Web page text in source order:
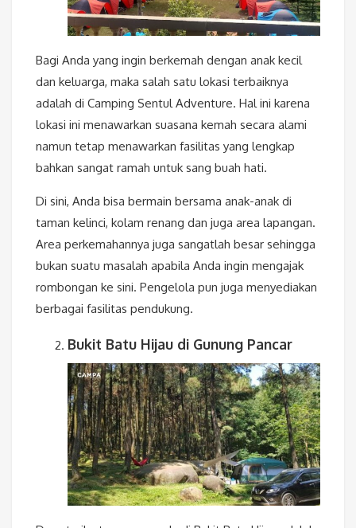
Bagi Anda yang ingin berkemah dengan anak kecil
dan keluarga, maka salah satu lokasi terbaiknya
adalah di Camping Sentul Adventure. Hal ini karena
lokasi ini menawarkan suasana kemah secara alami
namun tetap menawarkan fasilitas yang lengkap
bahkan sangat ramah untuk sang buah hati.
Di sini, Anda bisa bermain bersama anak-anak di
taman kelinci, kolam renang dan juga area lapangan.
Area perkemahannya juga sangatlah besar sehingga
bukan suatu masalah apabila Anda ingin mengajak
rombongan ke sini. Pengelola pun juga menyediakan
berbagai fasilitas pendukung.
Bukit Batu Hijau di Gunung Pancar